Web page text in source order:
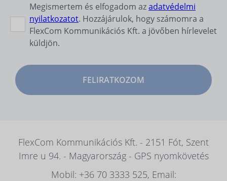
Megismertem és elfogadom azadatvédelmi
nyilatkozatot. Hozzájárulok, hogy számomra a
FlexCom Kommunikációs Kft. a jövőben hírlevelet
küldjön.
FELIRATKOZOM
FlexCom Kommunikációs Kft. - 2151 Fót, Szent
Imre u 94. - Magyarország - GPS nyomkövetés
Mobil: +36 70 3333 525, Email: